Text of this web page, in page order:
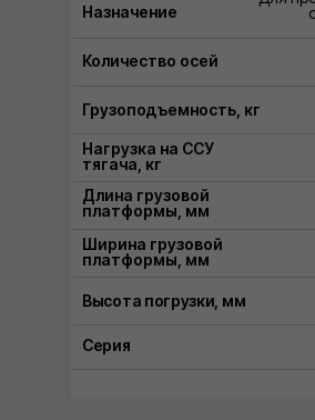
Назначение
Количество осей
Грузоподъемность, кг
Нагрузка на ССУ
тягача, кг
Длина грузовой
платформы, мм
Ширина грузовой
платформы, мм
Высота погрузки, мм
Серия